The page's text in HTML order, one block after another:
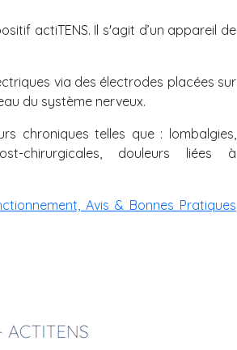
actiTENS. Il s'agit d’un appareil de
via des électrodes placées sur
du système nerveux.
chroniques telles que : lombalgies,
chirurgicales, douleurs liées à
Avis & Bonnes Pratiques